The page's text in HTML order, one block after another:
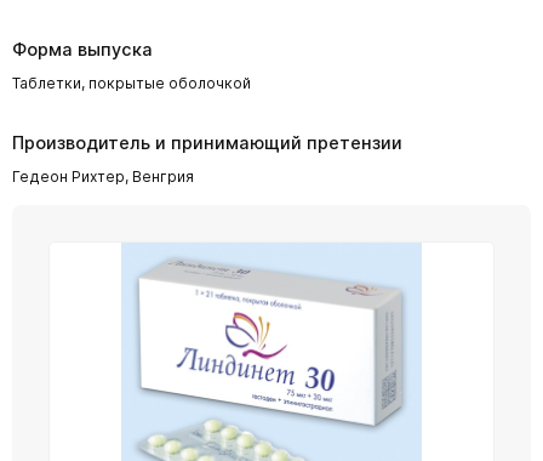
Форма выпуска
Таблетки, покрытые оболочкой
Производитель и принимающий претензии
Гедеон Рихтер, Венгрия